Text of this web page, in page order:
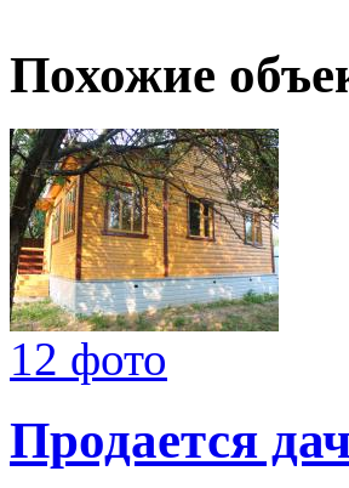
Похожие
12 фото
Продается